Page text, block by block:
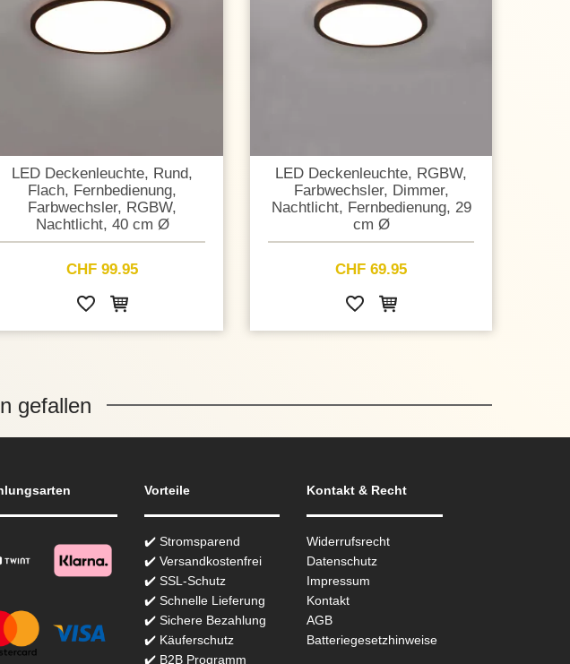
LED Deckenleuchte, Rund,
Flach, Fernbedienung,
Farbwechsler, RGBW,
Nachtlicht, 40 cm Ø
CHF 99.95
LED Deckenleuchte, RGBW,
Farbwechsler, Dimmer,
Nachtlicht, Fernbedienung, 29
cm Ø
CHF 69.95
gefallen
Vorteile
✔️ Stromsparend
✔️ Versandkostenfrei
✔️ SSL-Schutz
✔️ Schnelle Lieferung
✔️ Sichere Bezahlung
✔️ Käuferschutz
✔️ B2B Programm
Kontakt & Recht
Widerrufsrecht
Datenschutz
Impressum
Kontakt
AGB
Batteriegesetzhinweise